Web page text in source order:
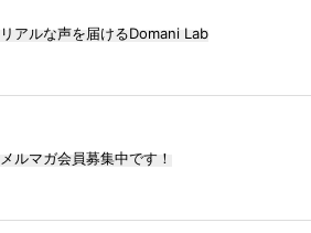
リアルな声を届けるDomani Lab
メルマガ会員募集中です！